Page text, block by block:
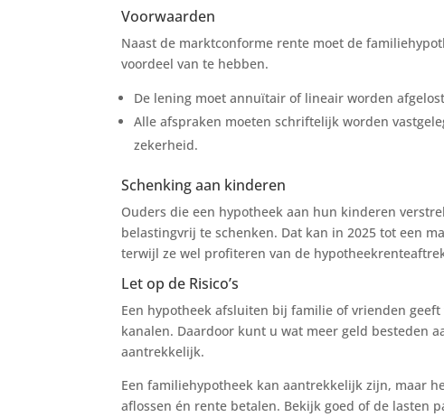
Voorwaarden
Naast de marktconforme rente moet de
voordeel van te hebben.
De lening moet annuïtair of lineair worden
Alle afspraken moeten schriftelijk worden
zekerheid.
Schenking aan kinderen
Ouders die een hypotheek aan hun kinderen
belastingvrij te schenken. Dat kan in 2025 tot een
terwijl ze wel profiteren van de
Let op de Risico’s
Een hypotheek afsluiten bij familie of vrienden
kanalen. Daardoor kunt u wat meer geld besteden
aantrekkelijk.
Een familiehypotheek kan aantrekkelijk zijn, maar
aflossen én rente betalen. Bekijk goed of de lasten